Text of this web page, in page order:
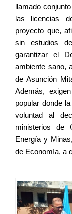
llamado
las licencias
proyecto que,
sin estudios
garantizar el
ambiente sano,
de Asunción
Además,
popular donde
voluntad al
ministerios de
Energía y
de Economía, a